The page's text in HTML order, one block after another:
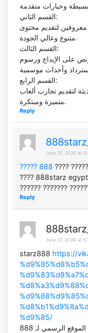
القسم الثاني:
لتقديم محتوى
متنوع وعالي الجودة.
القسم الثالث:
على الإيداع ورسوم
القسم الرابع:
لتقديم تجارب ألعاب
متميزة ومبتكرة.
Reply
June 27, 2026 at
????? 888 ????
???? 888starz egypt
?????? ???????
Reply
June 27, 2026 at
starz888 https://
%d9%85/
يقدم الموقع الرسمي لـ 888starz في مصر تجربة موحدة تجمع